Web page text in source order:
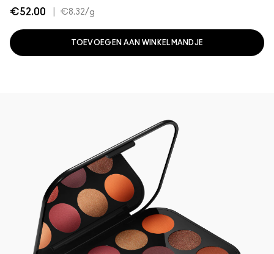
€52.00 €8.32/g
TOEVOEGEN AAN WINKELMANDJE